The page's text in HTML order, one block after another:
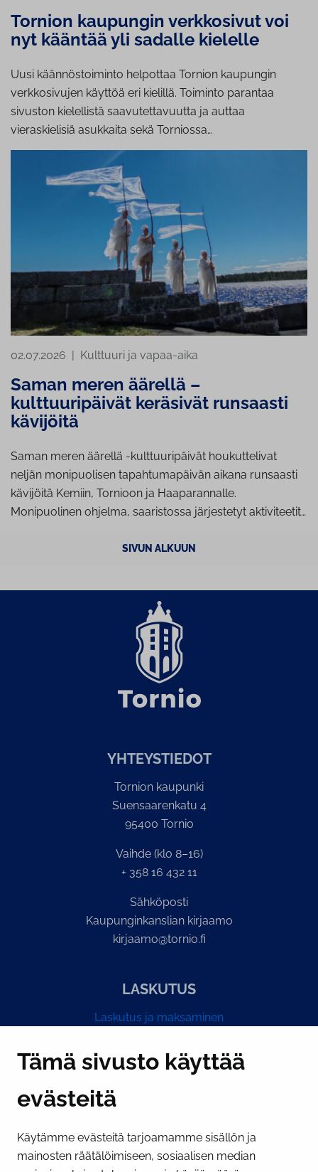
Tämä sivusto käyttää
evästeitä
Käytämme evästeitä tarjoamamme sisällön ja
mainosten räätälöimiseen, sosiaalisen median
Tornion kaupungin verkkosivut voi
nyt kääntää yli sadalle kielelle
Uusi käännöstoiminto helpottaa Tornion kaupungin
verkkosivujen käyttöä eri kielillä. Toiminto parantaa
sivuston kielellistä saavutettavuutta ja auttaa
vieraskielisiä asukkaita sekä Torniossa…
02.07.2026 Kulttuuri ja vapaa-aika
Saman meren äärellä –
kulttuuripäivät keräsivät runsaasti
kävijöitä
Saman meren äärellä -kulttuuripäivät houkuttelivat
neljän monipuolisen tapahtumapäivän aikana runsaasti
kävijöitä Kemiin, Tornioon ja Haaparannalle.
Monipuolinen ohjelma, saaristossa järjestetyt aktiviteetit…
SIVUN ALKUUN
YH­TEYS­TIE­DOT
Tornion kaupunki
Suensaarenkatu 4
95400 Tornio
Vaihde (klo 8–16)
+ 358 16 432 11
Sähköposti
Kaupunginkanslian kirjaamo
kirjaamo@tornio.fi
LASKUTUS
Laskutus ja maksaminen
PI­KA­LINK­KE­JÄ
Näytä evästeasetukseni